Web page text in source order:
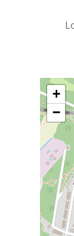
+
−